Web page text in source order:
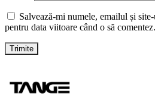
Salvează-mi numele, emailul și
pentru data viitoare când o să comentez.